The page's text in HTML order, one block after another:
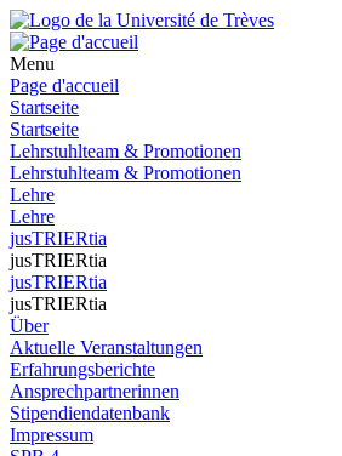
Menu
Page d'accueil
Startseite
Startseite
Lehrstuhlteam & Promotionen
Lehrstuhlteam & Promotionen
Lehre
Lehre
jusTRIERtia
jusTRIERtia
jusTRIERtia
jusTRIERtia
Über
Aktuelle Veranstaltungen
Erfahrungsberichte
Ansprechpartnerinnen
Stipendiendatenbank
Impressum